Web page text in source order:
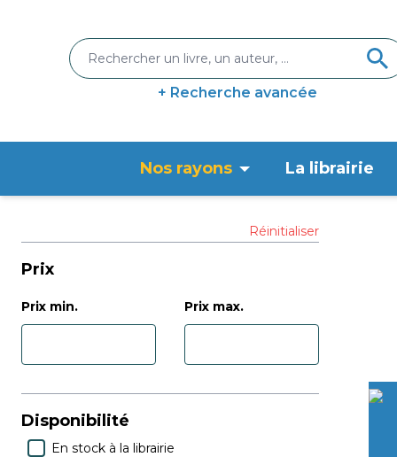
+ Recherche avancée
Nos rayons La librairie
Réinitialiser
Prix
Prix min. Prix max.
Disponibilité
En stock à la librairie